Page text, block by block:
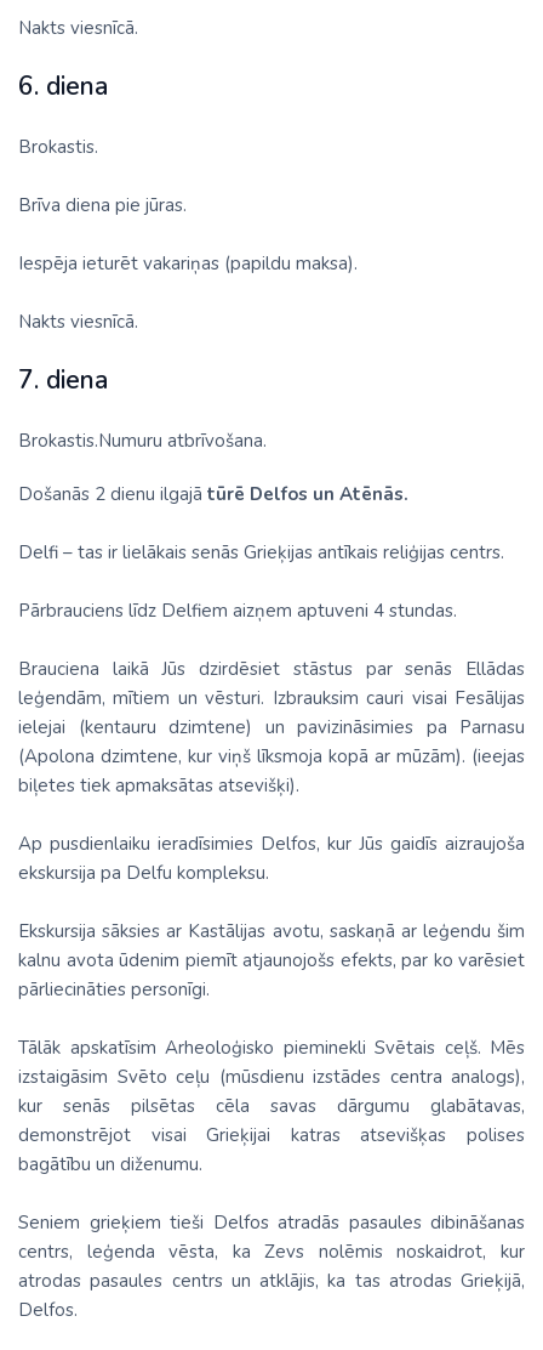
Nakts viesnīcā.
6. diena
Brokastis.
Brīva diena pie jūras.
Iespēja ieturēt vakariņas (papildu maksa).
Nakts viesnīcā.
7. diena
Brokastis.Numuru atbrīvošana.
Došanās 2 dienu ilgajā tūrē Delfos un Atēnās.
Delfi – tas ir lielākais senās Grieķijas antīkais reliģijas centrs.
Pārbrauciens līdz Delfiem aizņem aptuveni 4 stundas.
Brauciena laikā Jūs dzirdēsiet stāstus par senās Ellādas
leģendām, mītiem un vēsturi. Izbrauksim cauri visai Fesālijas
ielejai (kentauru dzimtene) un pavizināsimies pa Parnasu
(Apolona dzimtene, kur viņš līksmoja kopā ar mūzām). (ieejas
biļetes tiek apmaksātas atsevišķi).
Ap pusdienlaiku ieradīsimies Delfos, kur Jūs gaidīs aizraujoša
ekskursija pa Delfu kompleksu.
Ekskursija sāksies ar Kastālijas avotu, saskaņā ar leģendu šim
kalnu avota ūdenim piemīt atjaunojošs efekts, par ko varēsiet
pārliecināties personīgi.
Tālāk apskatīsim Arheoloģisko pieminekli Svētais ceļš. Mēs
izstaigāsim Svēto ceļu (mūsdienu izstādes centra analogs),
kur senās pilsētas cēla savas dārgumu glabātavas,
demonstrējot visai Grieķijai katras atsevišķas polises
bagātību un diženumu.
Seniem grieķiem tieši Delfos atradās pasaules dibināšanas
centrs, leģenda vēsta, ka Zevs nolēmis noskaidrot, kur
atrodas pasaules centrs un atklājis, ka tas atrodas Grieķijā,
Delfos.